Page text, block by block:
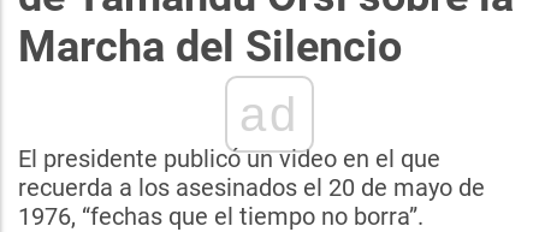
Marcha del Silencio
ad
El presidente publicó un video en el que
recuerda a los asesinados el 20 de mayo de
1976, “fechas que el tiempo no borra”.